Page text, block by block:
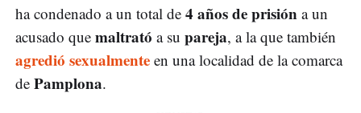
ha condenado a un total de 4 años de prisión a un
acusado que maltrató a su pareja, a la que también
agredió sexualmente en una localidad de la comarca
de Pamplona.